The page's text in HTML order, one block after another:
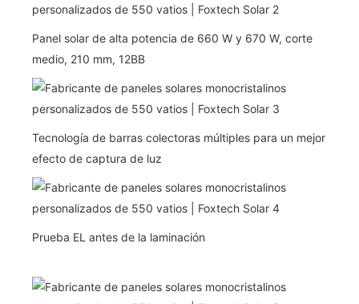
Panel solar de alta potencia de 660 W y 670 W, corte
medio, 210 mm, 12BB
Tecnología de barras colectoras múltiples para un mejor
efecto de captura de luz
Prueba EL antes de la laminación